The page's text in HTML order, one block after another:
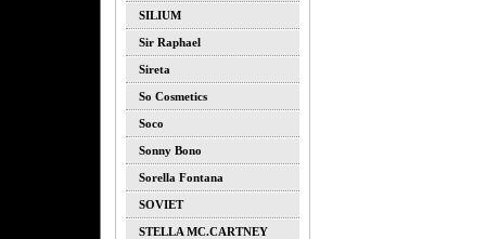
SILIUM
Sir Raphael
Sireta
So Cosmetics
Soco
Sonny Bono
Sorella Fontana
SOVIET
STELLA MC.CARTNEY